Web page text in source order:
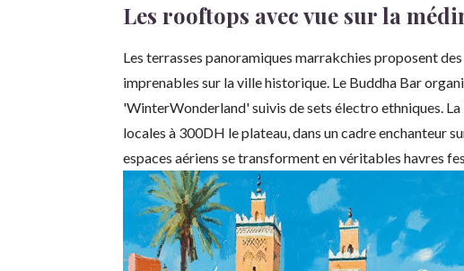
Les rooftops avec vue sur la
Les terrasses panoramiques marrakchies proposent
imprenables sur la ville historique. Le Buddha Bar
'WinterWonderland' suivis de sets électro ethniques.
locales à 300DH le plateau, dans un cadre enchanteur
espaces aériens se transforment en véritables havres